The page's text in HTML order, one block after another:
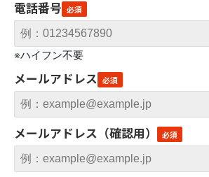
電話番号
※ハイフン不要
メールアドレス
メールアドレス（確認用）